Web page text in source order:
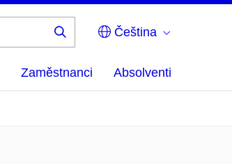
Čeština
Zaměstnanci Absolventi